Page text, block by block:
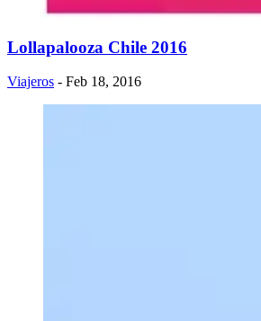
Lollapalooza Chile 2016
Viajeros - Feb 18, 2016